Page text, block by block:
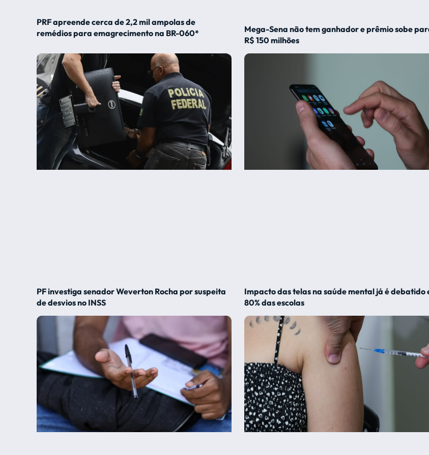
PRF apreende cerca de 2,2 mil ampolas de
remédios para emagrecimento na BR-060*
Mega-Sena não tem ganhador e prêmio sobe
R$ 150 milhões
PF investiga senador Weverton Rocha por suspeita
de desvios no INSS
Impacto das telas na saúde mental já é debatido
80% das escolas